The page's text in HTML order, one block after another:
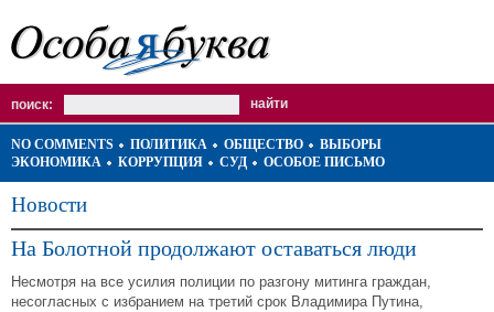
поиск:
NO COMMENTS ПОЛИТИКА ОБЩЕСТВО
ВЫБОРЫ
ЭКОНОМИКА
КОРРУПЦИЯ СУД ОСОБОЕ ПИСЬМО
Новости
На Болотной продолжают оставаться люди
Несмотря на все усилия полиции по разгону митинга граждан,
несогласных с избранием на третий срок Владимира Путина,